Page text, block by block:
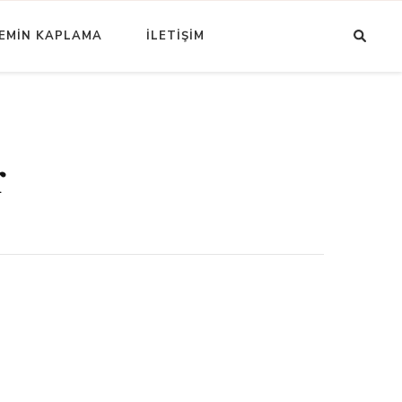
KAPLAMA İLETİŞİM